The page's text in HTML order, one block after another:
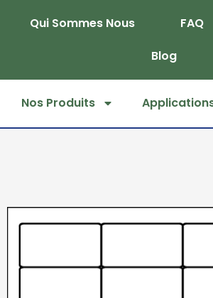
Qui Sommes Nous FAQ
Blog
Nos Produits